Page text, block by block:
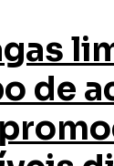
fazer login
de Casal
de